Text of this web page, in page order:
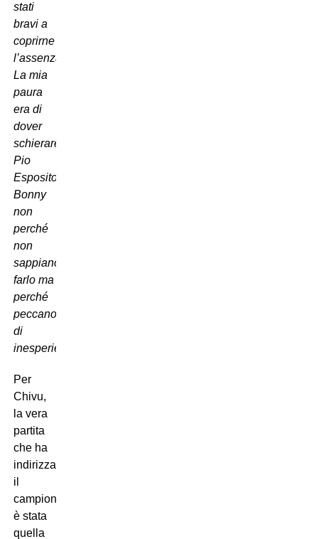
stati
bravi a
coprirne
l’assenza.
La mia
paura
era di
dover
schierare
Pio
Esposito-
Bonny
non
perché
non
sappiano
farlo ma
perché
peccano
di
inesperienza”
Per
Chivu,
la vera
partita
che ha
indirizzato
il
campionato
è stata
quella